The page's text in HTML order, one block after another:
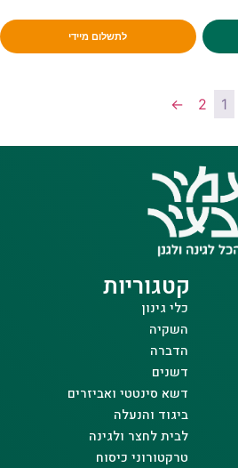
לתשלום מיידי
1
2
←
קטגוריות
כלי גינון
השקיה
הדברה
דשנים
דשא סינטטי ואביזרים
ביגוד והנעלה
לבית לחצר ולגינה
טרקטורוני כיסוח